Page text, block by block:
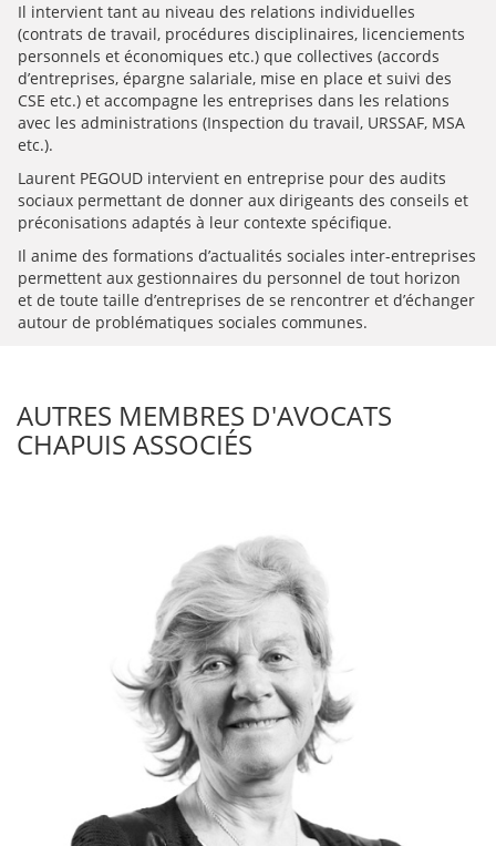
Il intervient tant au niveau des relations individuelles
(contrats de travail, procédures disciplinaires, licenciements
personnels et économiques etc.) que collectives (accords
d’entreprises, épargne salariale, mise en place et suivi des
CSE etc.) et accompagne les entreprises dans les relations
avec les administrations (Inspection du travail, URSSAF, MSA
etc.).
Laurent PEGOUD intervient en entreprise pour des audits
sociaux permettant de donner aux dirigeants des conseils et
préconisations adaptés à leur contexte spécifique.
Il anime des formations d’actualités sociales inter-entreprises
permettent aux gestionnaires du personnel de tout horizon
et de toute taille d’entreprises de se rencontrer et d’échanger
autour de problématiques sociales communes.
AUTRES MEMBRES D'AVOCATS
CHAPUIS ASSOCIÉS